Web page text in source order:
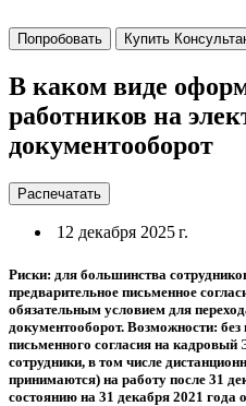
Попробовать Купить
В каком виде
работников на
документооборот
Распечатать
12 декабря 2025 г.
Риски: для большинства
предварительное письменное
обязательным условием для
документооборот. Возможности: без
письменного согласия на
сотрудники, в том числе
принимаются) на работу после 31
состоянию на 31 декабря 2021 года